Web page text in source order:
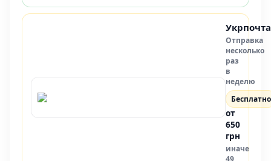
Укрпочта
Отправка
несколько
раз
в
неделю
Бесплатно
от
650
грн
иначе
49